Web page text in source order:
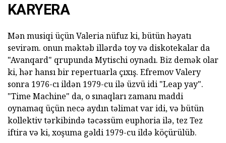
KARYERA
Mən musiqi üçün Valeria nüfuz ki, bütün həyatı
sevirəm. onun məktəb illərdə toy və diskotekalar da
"Avanqard" qrupunda Mytischi oynadı. Biz demək olar
ki, hər hansı bir repertuarla çıxış. Efremov Valery
sonra 1976-cı ildən 1979-cu ilə üzvü idi "Leap yay".
"Time Machine" da, o sınaqları zamanı maddi
oynamaq üçün necə aydın təlimat var idi, və bütün
kollektiv tərkibində təcəssüm euphoria ilə, tez Tez
iftira və ki, xoşuma gəldi 1979-cu ildə köçürülüb.